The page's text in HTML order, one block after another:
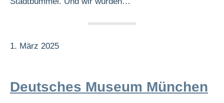
1. März 2025
Deutsches Museum München